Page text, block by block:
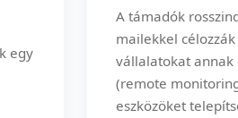
egy
A támadók
mailekkel
vállalatokat annak
(remote
eszközöket